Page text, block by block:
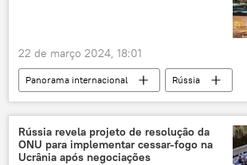
22 de março 2024, 18:01
Panorama internacional
Rússia
Mundo
Vladimir Putin
Luis Arce
Daniel Ortega
Moscou
Federação da Rússia
Nicarágua
Rússia revela projeto de resolução da
ONU para implementar cessar-fogo na
Ucrânia após negociações